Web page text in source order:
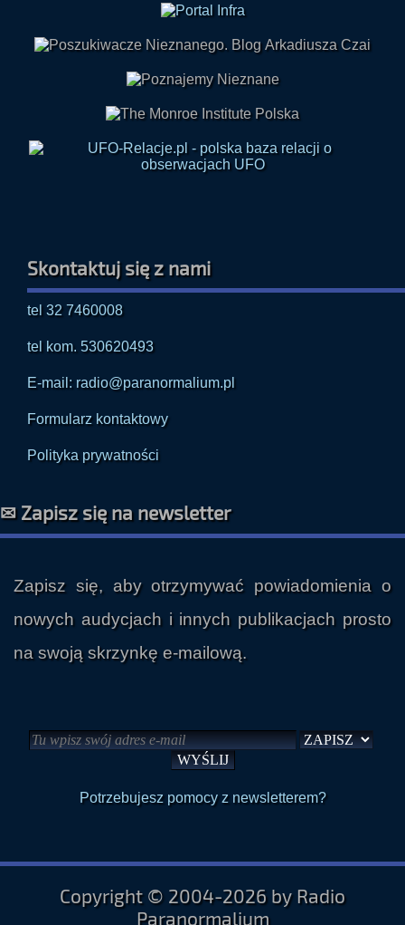
Skontaktuj się z nami
tel 32 7460008
tel kom. 530620493
E-mail: radio@paranormalium.pl
Formularz kontaktowy
Polityka prywatności
✉ Zapisz się na newsletter
Zapisz się, aby otrzymywać powiadomienia o
nowych audycjach i innych publikacjach prosto
na swoją skrzynkę e-mailową.
Potrzebujesz pomocy z newsletterem?
Copyright © 2004-2026 by Radio
Paranormalium